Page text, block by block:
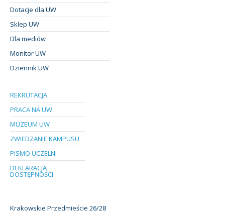
Dotacje dla UW
Sklep UW
Dla mediów
Monitor UW
Dziennik UW
REKRUTACJA
PRACA NA UW
MUZEUM UW
ZWIEDZANIE KAMPUSU
PISMO UCZELNI
DEKLARACJA
DOSTĘPNOŚCI
Krakowskie Przedmieście 26/28